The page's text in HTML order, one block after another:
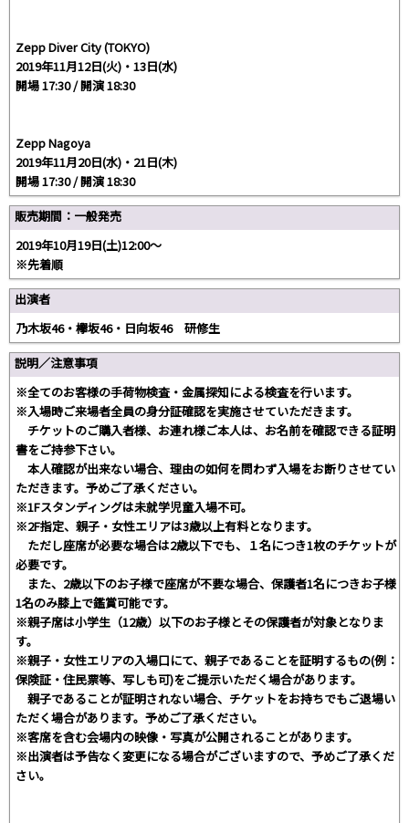
Zepp Diver City (TOKYO)
2019年11月12日(火)・13日(水)
開場 17:30 / 開演 18:30
Zepp Nagoya
2019年11月20日(水)・21日(木)
開場 17:30 / 開演 18:30
販売期間：一般発売
2019年10月19日(土)12:00～
※先着順
出演者
乃木坂46・欅坂46・日向坂46 研修生
説明／注意事項
※全てのお客様の⼿荷物検査・⾦属探知による検査を⾏います。
※⼊場時ご来場者全員の⾝分証確認を実施させていただきます。
チケットのご購⼊者様、お連れ様ご本⼈は、お名前を確認できる証明
書をご持参下さい。
本⼈確認が出来ない場合、理由の如何を問わず⼊場をお断りさせてい
ただきます。予めご了承ください。
※1Fスタンディングは未就学児童⼊場不可。
※2F指定、親⼦・⼥性エリアは3歳以上有料となります。
ただし座席が必要な場合は2歳以下でも、１名につき1枚のチケットが
必要です。
また、2歳以下のお⼦様で座席が不要な場合、保護者1名につきお⼦様
1名のみ膝上で鑑賞可能です。
※親⼦席は⼩学⽣（12歳）以下のお⼦様とその保護者が対象となりま
す。
※親⼦・⼥性エリアの⼊場⼝にて、親⼦であることを証明するもの(例：
保険証・住⺠票等、写しも可)をご提⽰いただく場合があります。
親⼦であることが証明されない場合、チケットをお持ちでもご退場い
ただく場合があります。予めご了承ください。
※客席を含む会場内の映像・写真が公開されることがあります。
※出演者は予告なく変更になる場合がございますので、予めご了承くだ
さい。